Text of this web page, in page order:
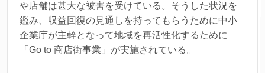
や店舗は甚大な被害を受けている。そうした状況を
鑑み、収益回復の見通しを持ってもらうために中小
企業庁が主幹となって地域を再活性化するために
「Go to 商店街事業」が実施されている。